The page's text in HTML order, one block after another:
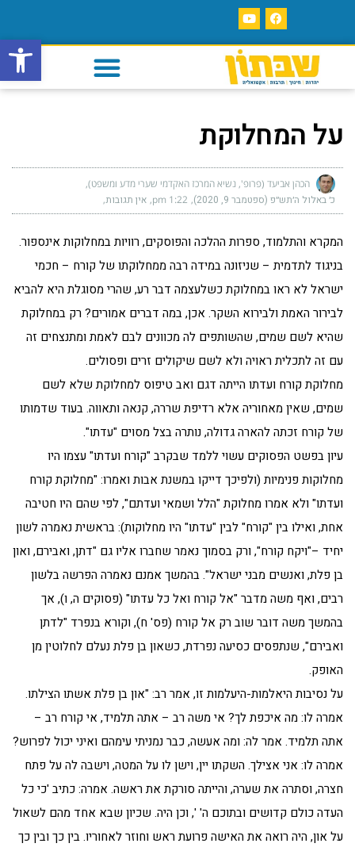
פתח
על המחלוקת
הכהן אביעד (פרופ', נשיא המרכז האקדמי שערי מדע ומשפט)
כ׳ באלול ה׳תש״פ (ספטמבר 9, 2020) 1:22 pm אין תגובות
המקרא והתלמוד, ספרות ההלכה והפוסקים, רוויות במחלוקות אינספור.
בניגוד לתדמית – שניזונה במידה רבה ממחלוקתו של קורח – חכמי
ישראל לא ראו במחלוקת כשלעצמה דבר רע, שהרי מסוגלת היא להביא
לבירור האמת ולבירוא השקר. אכן, במה דברים אמורים? רק במחלוקת
שהיא לשם שמים, שהשותפים לה מכוונים לבם לאמת ומתנצחים זה
עם זה לתכלית ראויה ולא לשם שיקולים זרים ופסולים.
מחלוקת קורח ועדתו הייתה דגם ואב טיפוס למחלוקת שלא לשם
שמים, שאין מאחוריה אלא רדיפת שררה, קנאה ותאווה. בעוד שדמותו
של קורח זכתה להארה גדולה, נותרה בצל מסוים "עדתו".
עיון בפשט הפסוקים עשוי ללמד שבקרב "קורח ועדתו" עצמו היו
מחלוקות פנימיות (ולפיכך דייקו במשנת אבות ואמרו: "מחלוקת קורח
ועדתו" ולא אמרו מחלוקת "הלל ושמאי ועדתם", לפי שהם היו חטיבה
אחת, ואילו בין "קורח" לבין "עדתו" היו מחלוקות): בראשית נאמרה לשון
יחיד –"ויקח קורח", ורק בסמוך נאמר שחברו אליו גם "דתן, ואבירם, ואון
בן פלת, ואנשים מבני ישראל". בהמשך אמנם נאמרה הפרשה בלשון
רבים, ואף משה מדבר "אל קורח ואל כל עדתו" (פסוקים ה, ו), אך
בהמשך משה דובר שוב רק אל קורח (פס' ח), וקורא בנפרד "לדתן
ואבירם", שנתפסים כסיעה נפרדת, כשאון בן פלת נעלם לחלוטין מן
האופק.
על נסיבות היאלמות-היעלמות זו, אמר רב: "און בן פלת אשתו הצילתו.
אמרה לו: מה איכפת לך? אי משה רב – אתה תלמיד, אי קורח רב –
אתה תלמיד. אמר לה: ומה אעשה, כבר נמניתי עימהם ואיני יכול לפרוש?
אמרה לו: אני אצילך. השקתו יין, וישן לו על המטה, וישבה לה על פתח
חצרה, וסתרה את שערה, והייתה סורקת את ראשה. אמרה: כתיב 'כי כל
העדה כולם קדושים ובתוכם ה' ', וכן היה. שכיון שבא אחד מהם לשאול
על און, היה רואה את האישה פרועת ראש וחוזר לאחוריו. בין כך ובין כך